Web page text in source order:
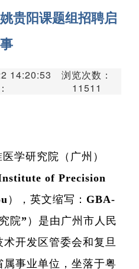
贵阳课题组招聘启
事
14:20:53
浏览次数：
11511
学研究院（广州）
of Precision
），英文缩写：GBA-
院”）是由广州市人民
开发区管委会和复旦
事业单位，坐落于粤